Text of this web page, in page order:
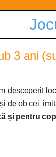
3 ani
descoperit
de obicei
și pentru